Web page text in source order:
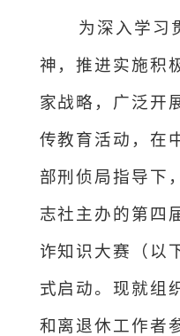
为深入学习
神，推进实施积
家战略，广泛开
传教育活动 ，在
部刑侦局指导下
志社主办的第 四
诈知识大赛（以
式启动。现就组
和离退休工作者